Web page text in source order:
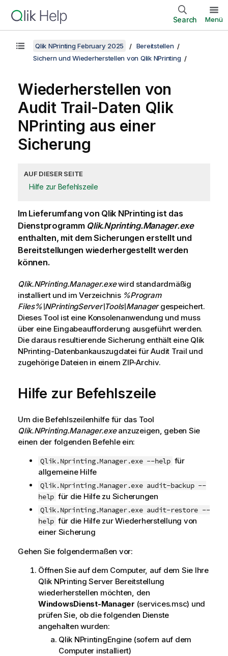
Search Menü
Qlik NPrinting February 2025
Bereitstellen
Sichern und Wiederherstellen von Qlik NPrinting
Wiederherstellen von
Audit Trail-Daten Qlik
NPrinting aus einer
Sicherung
AUF DIESER SEITE
Hilfe zur Befehlszeile
Im Lieferumfang von Qlik NPrintingist das
Dienstprogramm Qlik.Nprinting.Manager.exe
enthalten, mit dem Sicherungen erstellt und
Bereitstellungen wiederhergestellt werden
können.
Qlik.NPrinting.Manager.exewird standardmäßig
installiert und im Verzeichnis %Program
Files%\NPrintingServer\Tools\Managergespeichert.
Dieses Tool ist eine Konsolenanwendung und muss
über eine Eingabeaufforderung ausgeführt werden.
Die daraus resultierende Sicherung enthält eine Qlik
NPrinting-Datenbankauszugdatei für Audit Trail und
zugehörige Dateien in einem ZIP-Archiv.
Hilfe zur Befehlszeile
Um die Befehlszeilenhilfe für das Tool
Qlik.NPrinting.Manager.exeanzuzeigen, geben Sie
einen der folgenden Befehle ein:
Qlik.Nprinting.Manager.exe --help für
allgemeine Hilfe
Qlik.Nprinting.Manager.exe audit-backup --
help für die Hilfe zu Sicherungen
Qlik.Nprinting.Manager.exe audit-restore --
help für die Hilfe zur Wiederherstellung von
einer Sicherung
Gehen Sie folgendermaßen vor:
Öffnen Sie auf dem Computer, auf dem Sie Ihre
Qlik NPrinting ServerBereitstellung
wiederherstellen möchten, den
WindowsDienst-Manager (services.msc) und
prüfen Sie, ob die folgenden Dienste
angehalten wurden:
Qlik NPrintingEngine (sofern auf dem
Computer installiert)